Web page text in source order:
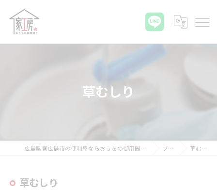
草むしり
広島県東広島市の便利屋ならおうちの御用聞き家工房 八本松店 ブログ 草むしり
草むしり